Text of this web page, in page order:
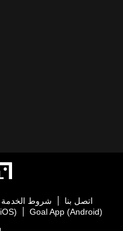
اتصل بنا شروط الخدمة
Goal App (Android)